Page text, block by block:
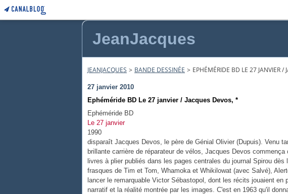
JeanJacques
JEANJACQUES > BANDE DESSINÉE > EPHÉMÉRIDE BD LE 27 JANVIER /
27 janvier 2010
Ephéméride BD Le 27 janvier / Jacques Devos, *
Ephéméride BD
Le 27 janvier
1990
disparaît Jacques Devos, le père de Génial Olivier (Dupuis). Venu
brillante carrière de réparateur de vélos, Jacques Devos
livres à plier publiés dans les pages centrales du journal Spirou
frasques de Tim et Tom, Whamoka et Whikilowat (avec Salvé),
lancer le remarquable Victor Sébastopol, dont les récits jouaient
narratif et la réalité montrée par les images. C'est en 1963 qu'il